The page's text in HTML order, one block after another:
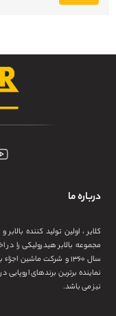
درباره ما
کلایر ، اولین تولید کننده
مجموعه بالابر هیدرولیکی را
سال ۱۳۶۰ و شرکت ماشین
نماینده برترین برندهای اروپایی
نیز می باشد.